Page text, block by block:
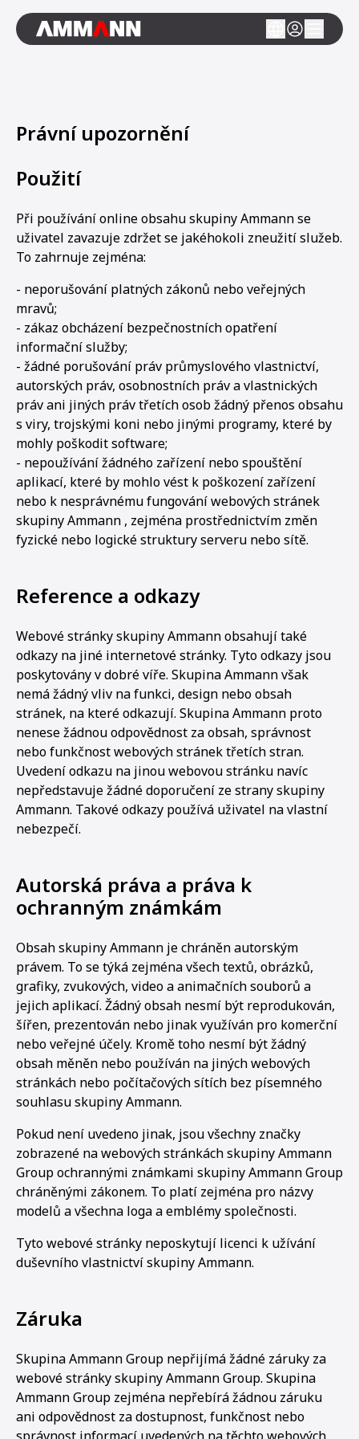
Právní upozornění
Použití
Při používání online obsahu skupiny Ammann se
uživatel zavazuje zdržet se jakéhokoli zneužití služeb.
To zahrnuje zejména:
- neporušování platných zákonů nebo veřejných
mravů;
- zákaz obcházení bezpečnostních opatření
informační služby;
- žádné porušování práv průmyslového vlastnictví,
autorských práv, osobnostních práv a vlastnických
práv ani jiných práv třetích osob žádný přenos obsahu
s viry, trojskými koni nebo jinými programy, které by
mohly poškodit software;
- nepoužívání žádného zařízení nebo spouštění
aplikací, které by mohlo vést k poškození zařízení
nebo k nesprávnému fungování webových stránek
skupiny Ammann , zejména prostřednictvím změn
fyzické nebo logické struktury serveru nebo sítě.
Reference a odkazy
Webové stránky skupiny Ammann obsahují také
odkazy na jiné internetové stránky. Tyto odkazy jsou
poskytovány v dobré víře. Skupina Ammann však
nemá žádný vliv na funkci, design nebo obsah
stránek, na které odkazují. Skupina Ammann proto
nenese žádnou odpovědnost za obsah, správnost
nebo funkčnost webových stránek třetích stran.
Uvedení odkazu na jinou webovou stránku navíc
nepředstavuje žádné doporučení ze strany skupiny
Ammann. Takové odkazy používá uživatel na vlastní
nebezpečí.
Autorská práva a práva k
ochranným známkám
Obsah skupiny Ammann je chráněn autorským
právem. To se týká zejména všech textů, obrázků,
grafiky, zvukových, video a animačních souborů a
jejich aplikací. Žádný obsah nesmí být reprodukován,
šířen, prezentován nebo jinak využíván pro komerční
nebo veřejné účely. Kromě toho nesmí být žádný
obsah měněn nebo používán na jiných webových
stránkách nebo počítačových sítích bez písemného
souhlasu skupiny Ammann.
Pokud není uvedeno jinak, jsou všechny značky
zobrazené na webových stránkách skupiny Ammann
Group ochrannými známkami skupiny Ammann Group
chráněnými zákonem. To platí zejména pro názvy
modelů a všechna loga a emblémy společnosti.
Tyto webové stránky neposkytují licenci k užívání
duševního vlastnictví skupiny Ammann.
Záruka
Skupina Ammann Group nepřijímá žádné záruky za
webové stránky skupiny Ammann Group. Skupina
Ammann Group zejména nepřebírá žádnou záruku
ani odpovědnost za dostupnost, funkčnost nebo